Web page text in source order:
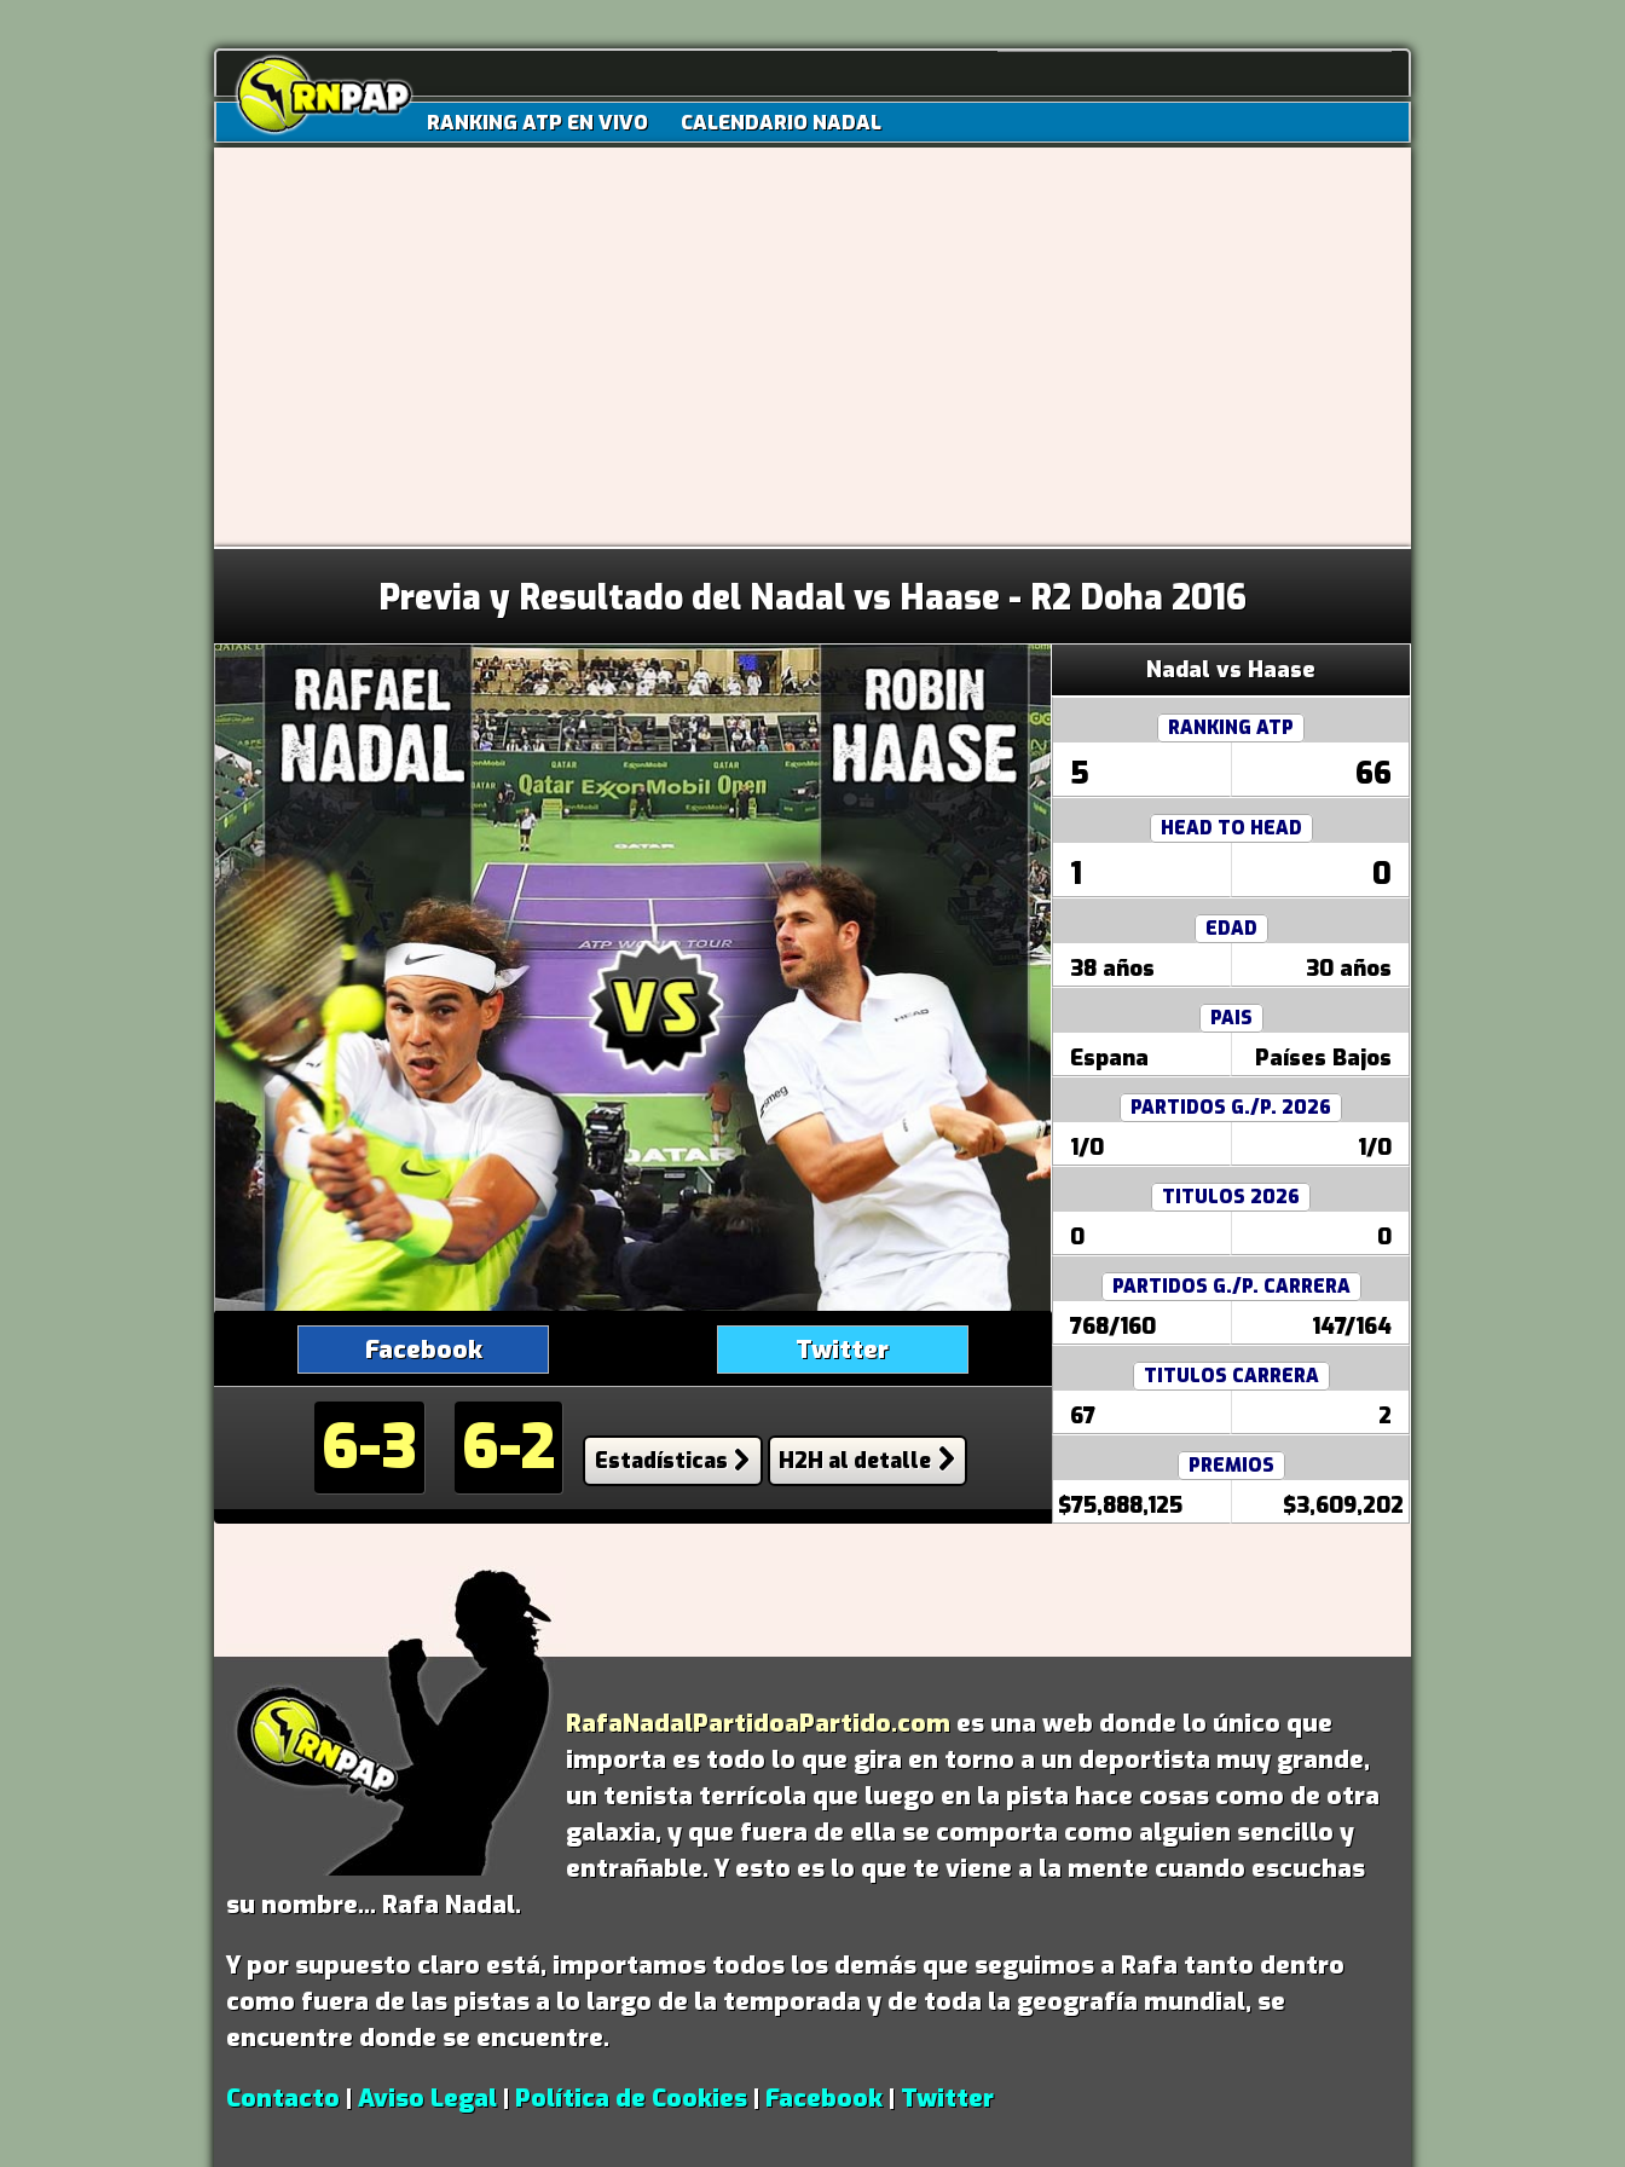
RANKING ATP EN VIVO CALENDARIO NADAL
Previa y Resultado del Nadal vs Haase - R2 Doha 2016
Nadal vs Haase
RANKING ATP
5 66
HEAD TO HEAD
1 0
EDAD
38 años 30 años
PAIS
Espana Países Bajos
PARTIDOS G./P. 2026
1/0 1/0
TITULOS 2026
0 0
PARTIDOS G./P. CARRERA
768/160 147/164
TITULOS CARRERA
67 2
PREMIOS
$75,888,125 $3,609,202
Facebook Twitter
6-3 6-2 Estadísticas H2H al detalle
RafaNadalPartidoaPartido.com es una web donde lo único que
importa es todo lo que gira en torno a un deportista muy grande,
un tenista terrícola que luego en la pista hace cosas como de otra
galaxia, y que fuera de ella se comporta como alguien sencillo y
entrañable. Y esto es lo que te viene a la mente cuando escuchas
su nombre... Rafa Nadal.
Y por supuesto claro está, importamos todos los demás que seguimos a Rafa tanto dentro
como fuera de las pistas a lo largo de la temporada y de toda la geografía mundial, se
encuentre donde se encuentre.
Contacto |Aviso Legal| Política de Cookies| Facebook| Twitter